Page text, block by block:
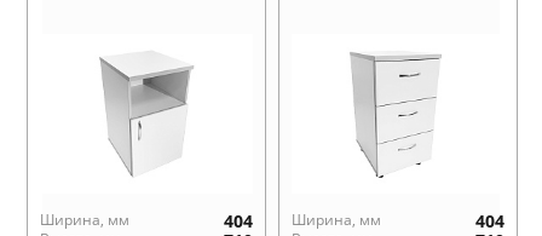
Ширина, мм 404 Ширина, мм 404